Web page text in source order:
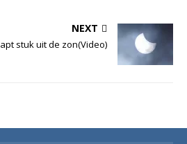
NEXT
stuk uit de zon(Video)